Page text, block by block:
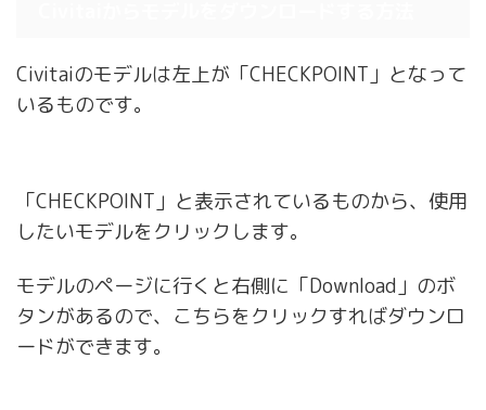
Civitaiのモデルは左上が「CHECKPOINT」となって
いるものです。
「CHECKPOINT」と表示されているものから、使用
したいモデルをクリックします。
モデルのページに行くと右側に「Download」のボ
タンがあるので、こちらをクリックすればダウンロ
ードができます。